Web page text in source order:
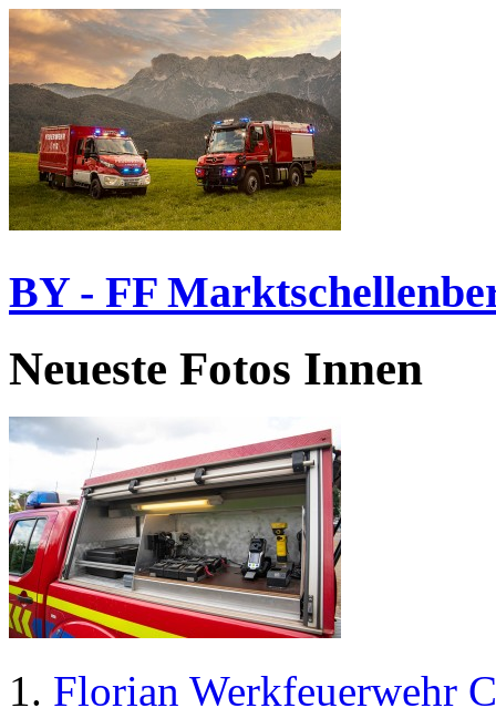
BY - FF
Neueste Fotos Innen
Florian Werkfeuerwehr